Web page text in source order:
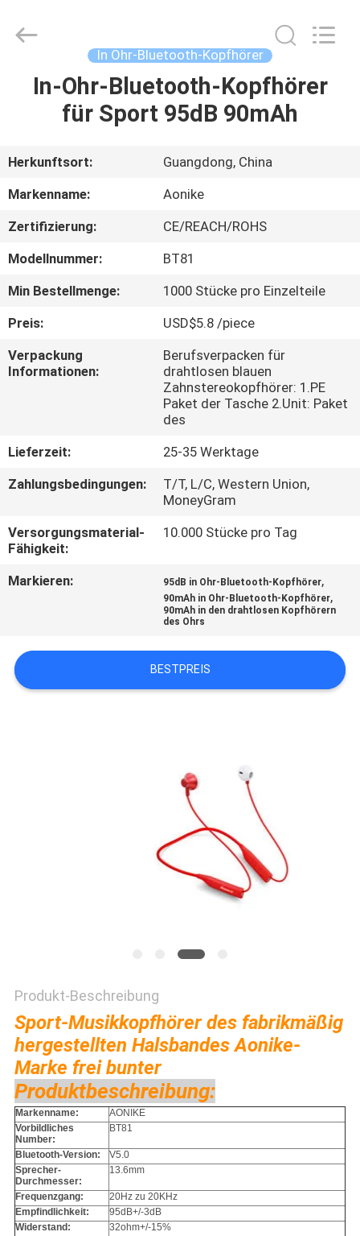
HAUS
ÜBER
UNS
FABRIK-
AUSFLUG
QUALITÄTSKONTROLLE
MIT
UNS
VERBINDUNG
FORDERN
ZITAT
Co,ltd.
In Ohr-Bluetooth-Kopfhörer
In-Ohr-Bluetooth-Kopfhörer
für Sport 95dB 90mAh
Herkunftsort:
Guangdong, China
Markenname:
Aonike
Zertifizierung:
CE/REACH/ROHS
Modellnummer:
BT81
Min Bestellmenge:
1000 Stücke pro Einzelteile
Preis:
USD$5.8 /piece
Verpackung
Informationen:
Berufsverpacken für
drahtlosen blauen
Zahnstereokopfhörer: 1.PE
Paket der Tasche 2.Unit: Paket
des
Lieferzeit:
25-35 Werktage
Zahlungsbedingungen:
T/T, L/C, Western Union,
MoneyGram
Versorgungsmaterial-
Fähigkeit:
10.000 Stücke pro Tag
Markieren: 95dB in Ohr-Bluetooth-Kopfhörer,
90mAh in Ohr-Bluetooth-Kopfhörer,
90mAh in den drahtlosen Kopfhörern
des Ohrs
BESTPREIS
Produkt-Beschreibung
Sport-Musikkopfhörer des fabrikmäßig
hergestellten Halsbandes Aonike-
Marke frei bunter
Produktbeschreibung:
Markenname:
AONIKE
Vorbildliches
Number:
BT81
Bluetooth-Version:
V5.0
Sprecher-
Durchmesser:
13.6mm
Frequenzgang:
20Hz zu 20KHz
Empfindlichkeit:
95dB+/-3dB
Widerstand:
32ohm+/-15%